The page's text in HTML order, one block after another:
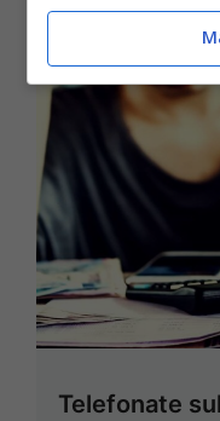
Telefonate